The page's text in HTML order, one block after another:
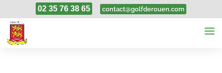
02 35 76 38 65 contact@golfderouen.com